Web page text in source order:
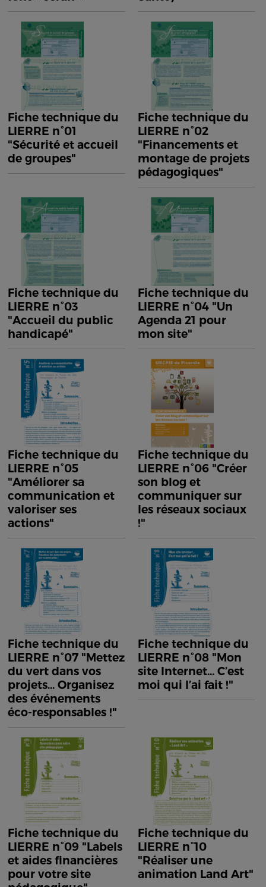
Fiche technique du
LIERRE n°01
"Sécurité et accueil
de groupes"
Fiche technique du
LIERRE n°02
"Financements et
montage de projets
pédagogiques"
Fiche technique du
LIERRE n°03
"Accueil du public
handicapé"
Fiche technique du
LIERRE n°04 "Un
Agenda 21 pour
mon site"
Fiche technique du
LIERRE n°05
"Améliorer sa
communication et
valoriser ses
actions"
Fiche technique du
LIERRE n°06 "Créer
son blog et
communiquer sur
les réseaux sociaux
!"
Fiche technique du
LIERRE n°07 "Mettez
du vert dans vos
projets... Organisez
des événements
éco-responsables !"
Fiche technique du
LIERRE n°08 "Mon
site Internet... C’est
moi qui l’ai fait !"
Fiche technique du
LIERRE n°09 "Labels
et aides financières
pour votre site
Fiche technique du
LIERRE n°10
"Réaliser une
animation Land Art"